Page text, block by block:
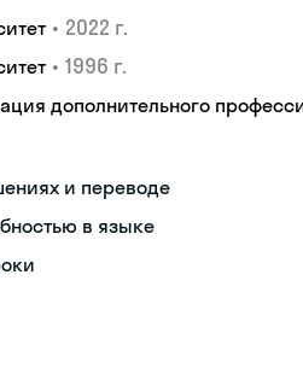
• 2022 г.
• 1996 г.
дополнительного
и переводе
в языке